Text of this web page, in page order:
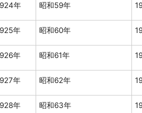
年 昭和59年
年 昭和60年
年 昭和61年
年 昭和62年
年 昭和63年